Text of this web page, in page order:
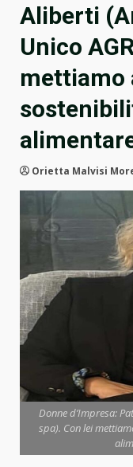
Aliberti
Unico
mettiamo
Orietta Malvisi
Donne d’Impresa:
spa). Con lei